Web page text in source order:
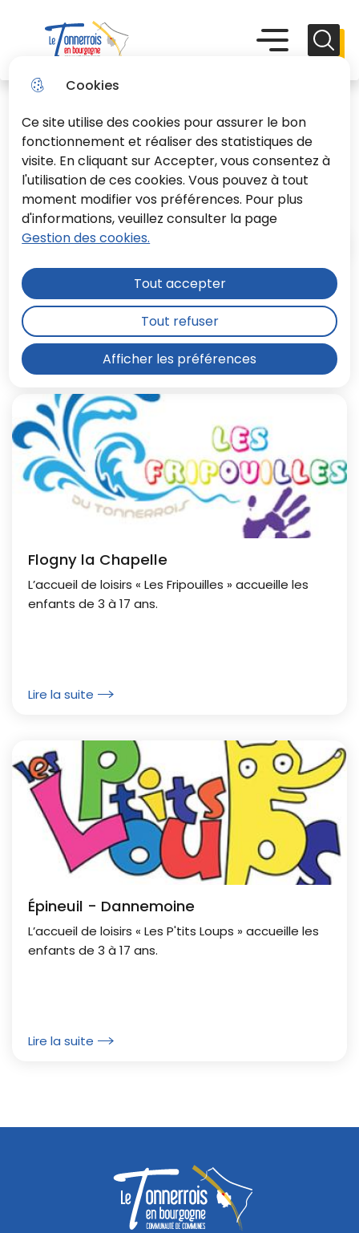
Cookies
Ce site utilise des cookies pour assurer le bon
fonctionnement et réaliser des statistiques de
visite. En cliquant sur Accepter, vous consentez à
l'utilisation de ces cookies. Vous pouvez à tout
moment modifier vos préférences. Pour plus
d'informations, veuillez consulter la page
Gestion des cookies.
Afficher les préférences
Tout accepter
Tout refuser
au
menu
Aller à la
recherche
principal
le plan du
Menu principal Menu
Secteur Nord
Ce secteur regroupe les deux
accueils de loisirs : les Fripouilles et
les P'tit Loups
Flogny la Chapelle
L’accueil de loisirs « Les Fripouilles » accueille les
enfants de 3 à 17 ans.
Lire la suite
Épineuil - Dannemoine
L’accueil de loisirs « Les P'tits Loups » accueille les
enfants de 3 à 17 ans.
Lire la suite